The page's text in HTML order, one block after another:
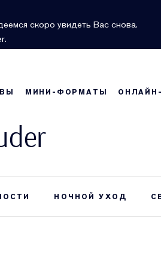
скоро увидеть Вас снова.
МИНИ-ФОРМАТЫ
НОЧНОЙ УХОД